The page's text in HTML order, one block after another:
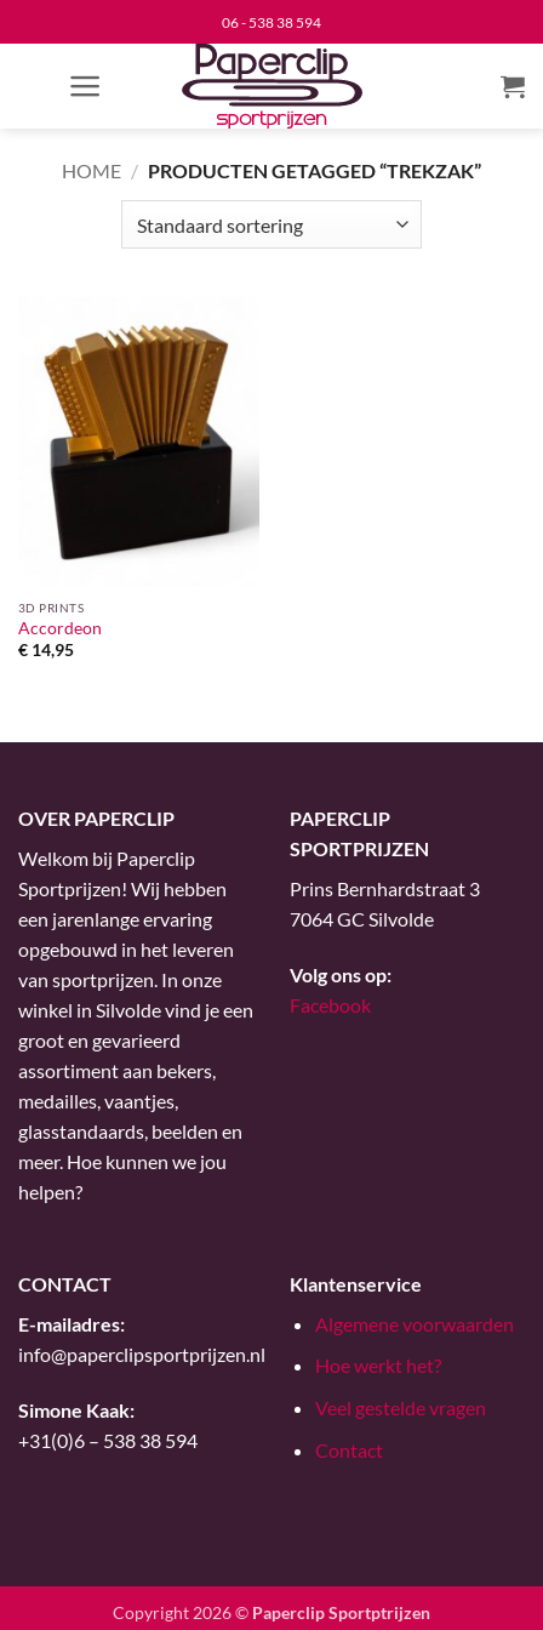
naar
06 - 538 38 594
HOME / PRODUCTEN GETAGGED “TREKZAK”
3D PRINTS
Accordeon
€14,95
OVER PAPERCLIP
Welkom bij Paperclip
Sportprijzen! Wij hebben
een jarenlange ervaring
opgebouwd in het leveren
van sportprijzen. In onze
winkel in Silvolde vind je een
groot en gevarieerd
assortiment aan bekers,
medailles, vaantjes,
glasstandaards, beelden en
meer. Hoe kunnen we jou
helpen?
PAPERCLIP
SPORTPRIJZEN
Prins Bernhardstraat 3
7064 GC Silvolde
Volg ons op:
Facebook
CONTACT
E-mailadres:
info@paperclipsportprijzen.nl
Simone Kaak:
+31(0)6 – 538 38 594
Klantenservice
Algemene voorwaarden
Hoe werkt het?
Veel gestelde vragen
Contact
Copyright 2026 © Paperclip Sportptrijzen